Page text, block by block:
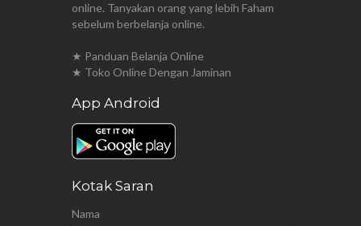
online. Tanyakan orang yang lebih Faham
sebelum berbelanja online.
★ Panduan Belanja Online
★ Toko Online Dengan Jaminan
App Android
Kotak Saran
Nama